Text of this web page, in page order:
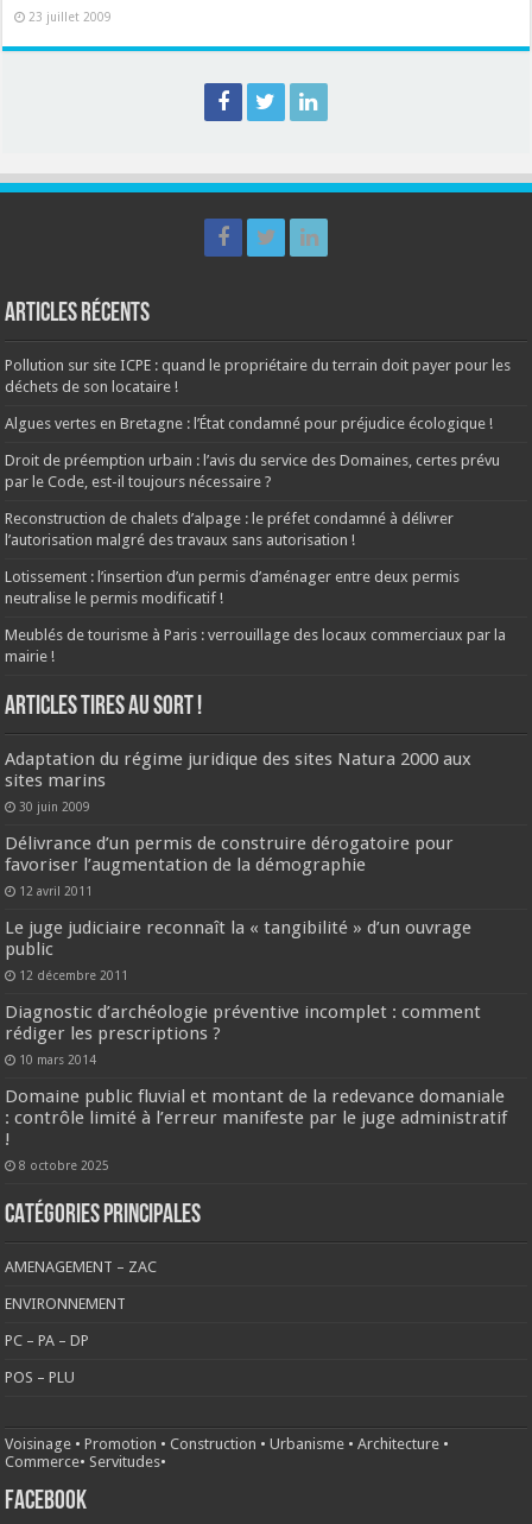
23 juillet 2009
Articles récents
Pollution sur site ICPE : quand le propriétaire du terrain doit payer pour les
déchets de son locataire !
Algues vertes en Bretagne : l’État condamné pour préjudice écologique !
Droit de préemption urbain : l’avis du service des Domaines, certes prévu
par le Code, est-il toujours nécessaire ?
Reconstruction de chalets d’alpage : le préfet condamné à délivrer
l’autorisation malgré des travaux sans autorisation !
Lotissement : l’insertion d’un permis d’aménager entre deux permis
neutralise le permis modificatif !
Meublés de tourisme à Paris : verrouillage des locaux commerciaux par la
mairie !
ARTICLES TIRES AU SORT !
Adaptation du régime juridique des sites Natura 2000 aux
sites marins
30 juin 2009
Délivrance d’un permis de construire dérogatoire pour
favoriser l’augmentation de la démographie
12 avril 2011
Le juge judiciaire reconnaît la « tangibilité » d’un ouvrage
public
12 décembre 2011
Diagnostic d’archéologie préventive incomplet : comment
rédiger les prescriptions ?
10 mars 2014
Domaine public fluvial et montant de la redevance domaniale
: contrôle limité à l’erreur manifeste par le juge administratif
!
8 octobre 2025
CATÉGORIES PRINCIPALES
AMENAGEMENT – ZAC
ENVIRONNEMENT
PC – PA – DP
POS – PLU
Voisinage •Promotion •Construction •Urbanisme •Architecture •
Commerce• Servitudes•
FACEBOOK